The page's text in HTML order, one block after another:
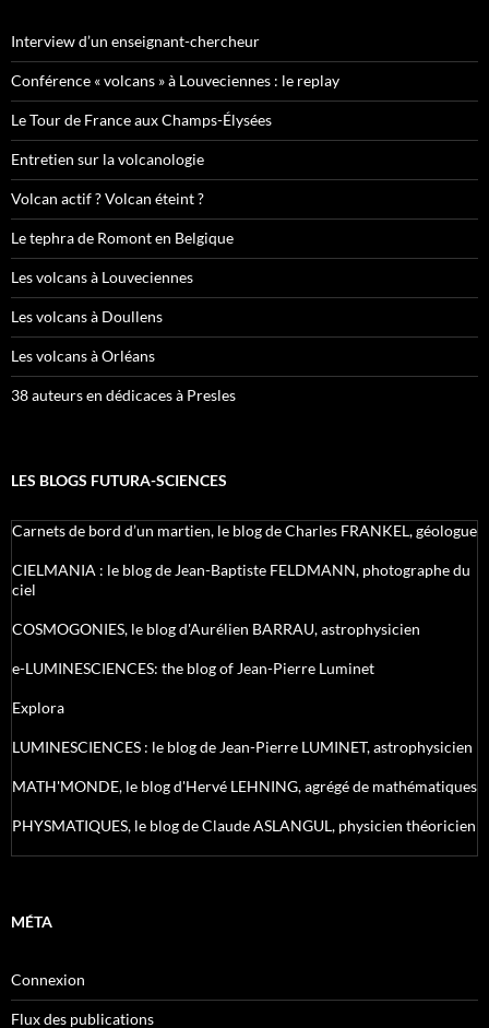
Interview d’un enseignant-chercheur
Conférence « volcans » à Louveciennes : le replay
Le Tour de France aux Champs-Élysées
Entretien sur la volcanologie
Volcan actif ? Volcan éteint ?
Le tephra de Romont en Belgique
Les volcans à Louveciennes
Les volcans à Doullens
Les volcans à Orléans
38 auteurs en dédicaces à Presles
LES BLOGS FUTURA-SCIENCES
Carnets de bord d’un martien, le blog de Charles FRANKEL, géologue
CIELMANIA : le blog de Jean-Baptiste FELDMANN, photographe du
ciel
COSMOGONIES, le blog d'Aurélien BARRAU, astrophysicien
e-LUMINESCIENCES: the blog of Jean-Pierre Luminet
Explora
LUMINESCIENCES : le blog de Jean-Pierre LUMINET, astrophysicien
MATH'MONDE, le blog d'Hervé LEHNING, agrégé de mathématiques
PHYSMATIQUES, le blog de Claude ASLANGUL, physicien théoricien
MÉTA
Connexion
Flux des publications